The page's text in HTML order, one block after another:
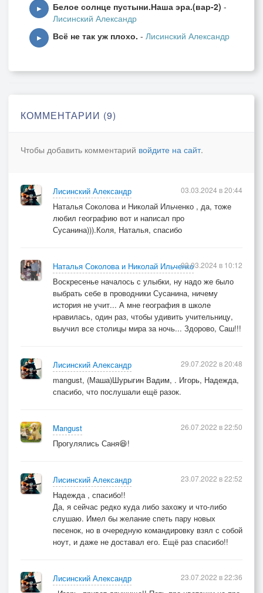
- Ты куда завёл нас! Где мы все находимся??
Уж давно не вИдим белый свет.
Двигаться куда на выход нам ??
Или прямо здесь тебя накормим мухоморами,
Я ж - герой народа! Вы - никто на палочке,
Да и ещё - народный депутат !!
Постоянно путаю Австрию с Австралией,
Что поделать..,
Бизнес, господа!
- Ой волкИ-позорные!! Ой, как жизнь кусается!,
Так и получается, крутится-вращается,
Нашей жизни вечный лохотрон.
_Главное ребята, не поддаться панике,
Выбраться из леса как бы нам.
Предлагал известный капитан.
▶ Белое солнце пустыни.Наша эра.(вар-2) -
Лисинский Александр
▶ Всё не так уж плохо. - Лисинский Александр
КОММЕНТАРИИ (9)
Чтобы добавить комментарий войдите на сайт.
Лисинский Александр
Наталья Соколова и Николай Ильченко , да, тоже
любил географию вот и написал про
Сусанина))).Коля, Наталья, спасибо
03.03.2024 в 20:44
Наталья Соколова и Николай Ильченко
Воскресенье началось с улыбки, ну надо же было
выбрать себе в проводники Сусанина, ничему
история не учит... А мне география в школе
нравилась, один раз, чтобы удивить учительницу,
выучил все столицы мира за ночь... Здорово, Саш!!!
03.03.2024 в 10:12
Лисинский Александр
mangust, (Маша)Шурыгин Вадим, . Игорь, Надежда,
спасибо, что послушали ещё разок.
29.07.2022 в 20:48
Mangust
Прогулялись Саня😆!
26.07.2022 в 22:50
Лисинский Александр
Надежда , спасибо!!
Да, я сейчас редко куда либо захожу и что-либо
слушаю. Имел бы желание спеть пару новых
песенок, но в очередную командировку взял с собой
ноут, и даже не доставал его. Ещё раз спасибо!!
23.07.2022 в 22:52
Лисинский Александр
23.07.2022 в 22:36